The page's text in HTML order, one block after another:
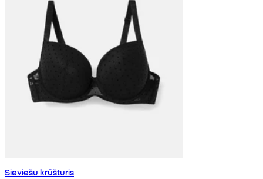
Sieviešu krūšturis